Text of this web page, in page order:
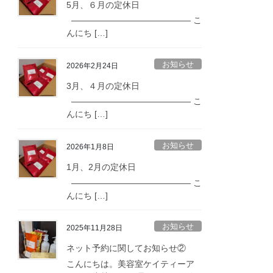
5月、６月の定休日
—————————————— こ
んにち […]
2026年2月24日 お知らせ
3月、４月の定休日
—————————————— こ
んにち […]
2026年1月8日 お知らせ
1月、2月の定休日
—————————————— こ
んにち […]
2025年11月28日 お知らせ
ネット予約に関してお知らせ②
こんにちは。美容室ケイティーア